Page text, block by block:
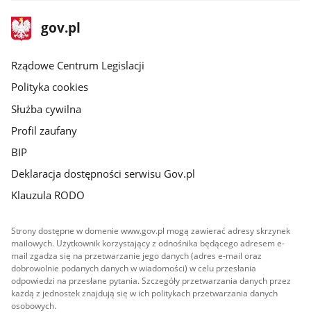
stopka
gov.plStrona
gov.pl
Rządowe Centrum Legislacji
Polityka cookies
Służba cywilna
Profil zaufany
BIP
Deklaracja dostępności serwisu Gov.pl
Klauzula RODO
Strony dostępne w domenie www.gov.pl mogą zawierać adresy skrzynek
mailowych. Użytkownik korzystający z odnośnika będącego adresem e-
mail zgadza się na przetwarzanie jego danych (adres e-mail oraz
dobrowolnie podanych danych w wiadomości) w celu przesłania
odpowiedzi na przesłane pytania. Szczegóły przetwarzania danych przez
każdą z jednostek znajdują się w ich politykach przetwarzania danych
osobowych.